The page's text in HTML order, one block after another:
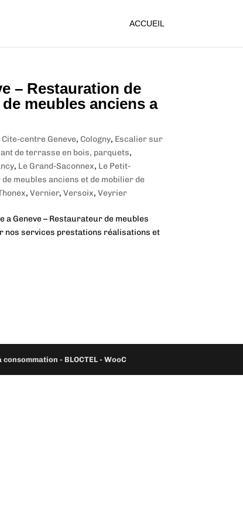
ACCUEIL
– Restauration de
meubles anciens a
Cite-centre Geneve, Cologny, Escalier sur
de terrasse en bois, parquets,
, Le Grand-Saconnex, Le Petit-
meubles anciens et de mobilier de
, Vernier, Versoix, Veyrier
a Geneve – Restaurateur de meubles
nos services prestations réalisations et
- BLOCTEL -WooC